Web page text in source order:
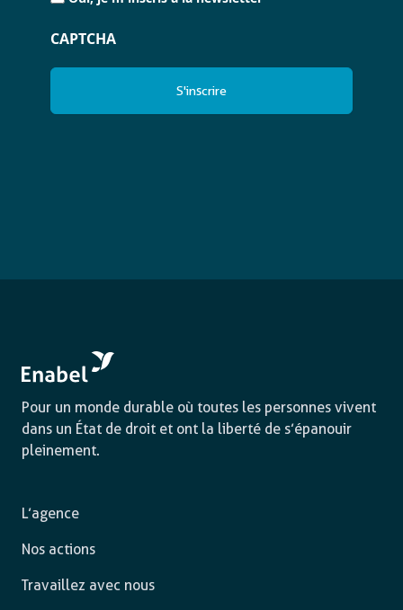
CAPTCHA
Pour un monde durable où toutes les personnes vivent
dans un État de droit et ont la liberté de s’épanouir
pleinement.
L’agence
Nos actions
Travaillez avec nous